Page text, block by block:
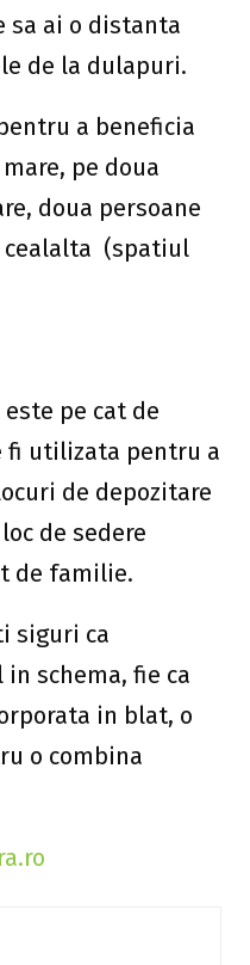
sa ai o distanta
de la dulapuri.
a beneficia
pe doua
doua persoane
cealalta (spatiul
pe cat de
fi utilizata pentru a
de depozitare
de sedere
de familie.
siguri ca
schema, fie ca
in blat, o
o combina